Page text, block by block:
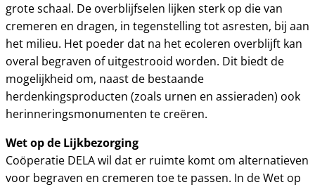
grote schaal. De overblijfselen lijken sterk op die van
cremeren en dragen, in tegenstelling tot asresten, bij aan
het milieu. Het poeder dat na het ecoleren overblijft kan
overal begraven of uitgestrooid worden. Dit biedt de
mogelijkheid om, naast de bestaande
herdenkingsproducten (zoals urnen en assieraden) ook
herinneringsmonumenten te creëren.
Wet op de Lijkbezorging
Coöperatie DELA wil dat er ruimte komt om alternatieven
voor begraven en cremeren toe te passen. In de Wet op